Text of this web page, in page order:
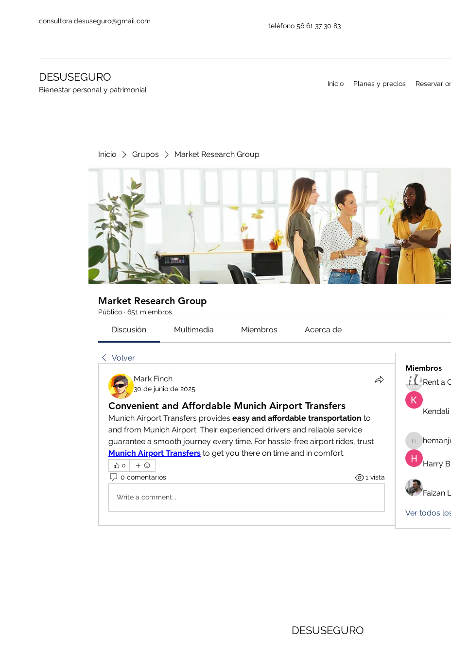
consultora.desuseguro@gmail.com
teléfono 56 61 37 30 83
DESUSEGURO
Bienestar personal y patrimonial
Inicio Planes y precios Reservar
Inicio Grupos Market Research Group
Market Research Group
Público · 651 miembros
Discusión Multimedia Miembros Acerca de
Volver
Mark Finch
30 de junio de 2025
Convenient and Affordable Munich Airport Transfers
Munich Airport Transfers provides easy and affordable transportation to
and from Munich Airport. Their experienced drivers and reliable service
Munich Airport Transfers to get you there on time and in comfort.
0
0 comentarios 1 vista
Write a comment...
Miembros
Rent a
Harry
Faizan
Ver todos
DESUSEGURO